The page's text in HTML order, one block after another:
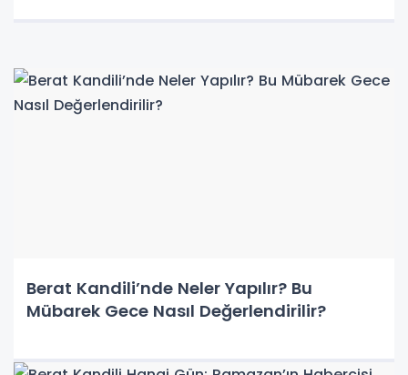
Berat Kandili’nde Neler Yapılır? Bu
Mübarek Gece Nasıl Değerlendirilir?